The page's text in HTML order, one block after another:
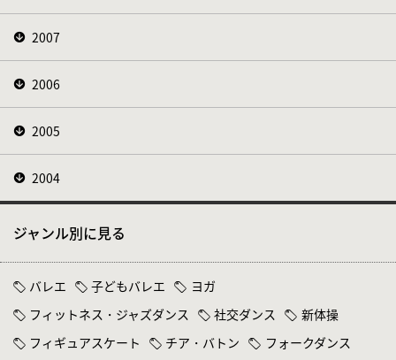
2007
2006
2005
2004
ジャンル別に見る
バレエ 子どもバレエ
ヨガ
フィットネス・ジャズダンス
社交ダンス
新体操
フィギュアスケート
チア・バトン
フォークダンス